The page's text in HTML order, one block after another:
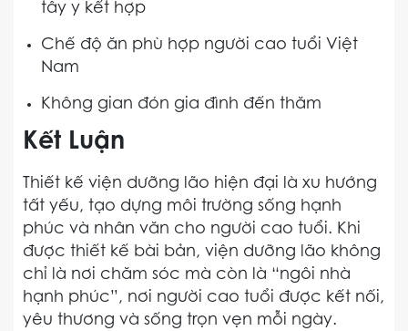
tây y kết hợp
Chế độ ăn phù hợp người cao tuổi Việt
Nam
Không gian đón gia đình đến thăm
Kết Luận
Thiết kế viện dưỡng lão hiện đại là xu hướng
tất yếu, tạo dựng môi trường sống hạnh
phúc và nhân văn cho người cao tuổi. Khi
được thiết kế bài bản, viện dưỡng lão không
chỉ là nơi chăm sóc mà còn là “ngôi nhà
hạnh phúc”, nơi người cao tuổi được kết nối,
yêu thương và sống trọn vẹn mỗi ngày.